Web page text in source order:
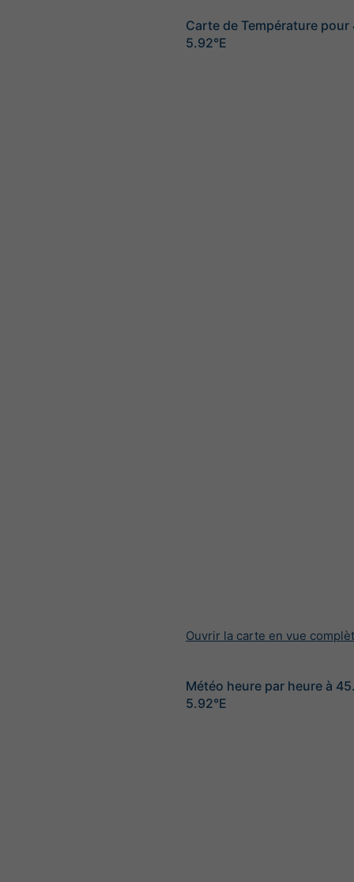
Carte de Température pour
5.92°E
Ouvrir la carte en vue
Météo heure par heure à
5.92°E